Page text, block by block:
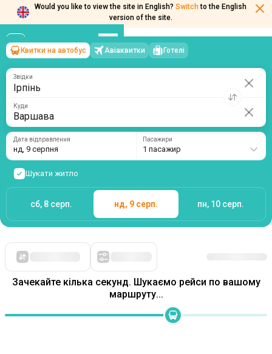
Would you like to view the site in English? Switch to the English
version of the site.
Ірпінь
Квитки на автобус Авіаквитки Готелі
Куди
Дата відправлення
нд, 9 серпня
Шукати житло
Зачекайте кілька секунд. Шукаємо рейси по вашому
маршруту...